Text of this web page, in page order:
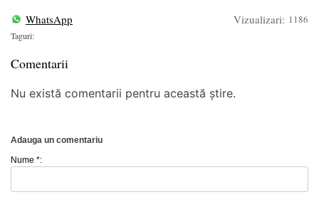
WhatsApp
Vizualizari: 1186
Taguri:
Comentarii
Nu există comentarii pentru această știre.
Adauga un comentariu
Nume *: